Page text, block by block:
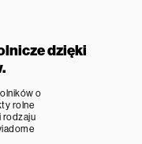
dzięki
o
rolne
rodzaju